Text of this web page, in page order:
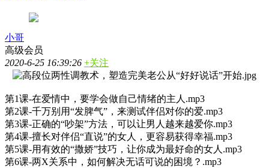
小哥
高级会员
2020-6-25 16:39:26 +关注
第1课-在爱情中，要学会做自己情绪的主人.mp3
第2课-千万别用“发脾气”，来测试伴侣对你的爱.mp3
第3课-正确的“吵架”方法，可以让男人越来越爱你.mp3
第4课-擅长对伴侣“直说”的女人，更容易获得幸福.mp3
第5课-用有效的“撒娇”技巧，让你成为最好命的女人.mp3
第6课-两X关系中，如何解决无话可说的困境？.mp3